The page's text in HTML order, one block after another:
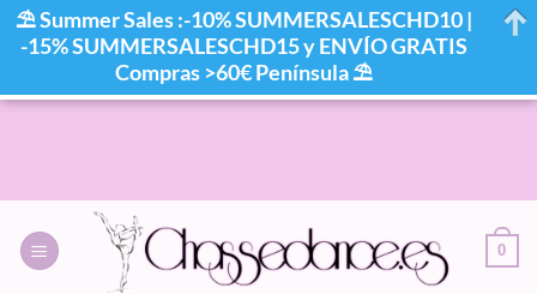
0
⛱ Summer Sales :-10% SUMMERSALESCHD10 |
-15% SUMMERSALESCHD15 y ENVÍO GRATIS
Compras >60€ Península ⛱